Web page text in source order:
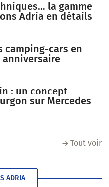
la gamme
Adria en détails
camping-cars en
anniversaire
: un concept
sur Mercedes
Tout voir
ADRIA